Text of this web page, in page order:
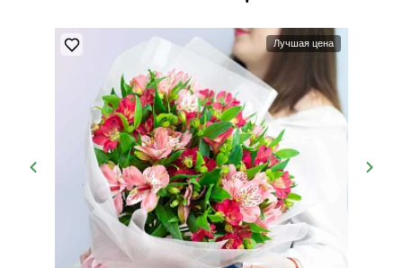
Лучшая цена